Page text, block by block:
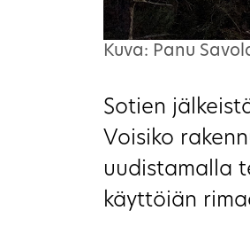
Kuva: Panu
Sotien
Voisiko
uudistamalla
käyttöiän